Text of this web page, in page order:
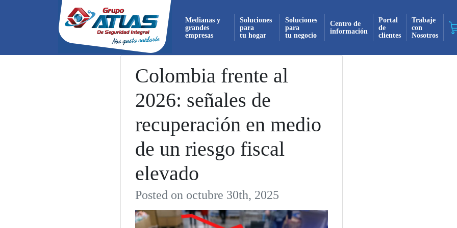
Medianas y
grandes
empresas
Soluciones
para
tu hogar
Soluciones
para
tu negocio
Centro de
información
Portal
de
clientes
Trabaje
con
Nosotros
Colombia frente al
2026: señales de
recuperación en medio
de un riesgo fiscal
elevado
Posted on octubre 30th, 2025
¡Suscrito exitosamente!
Ahora recibirás todas nuestras actualizaciones y
directamente en tu bandeja de entrada. ¡No te pierdas
novedad!